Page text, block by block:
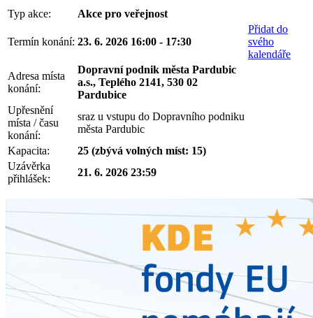
Typ akce: Akce pro veřejnost
Termín konání: 23. 6. 2026 16:00 - 17:30
Přidat do
svého
kalendáře
Adresa místa
konání:
Dopravní podnik města Pardubic
a.s., Teplého 2141, 530 02
Pardubice
Upřesnění
místa / času
konání:
sraz u vstupu do Dopravního podniku
města Pardubic
Kapacita:
25 (zbývá volných míst: 15)
Uzávěrka
přihlášek:
21. 6. 2026 23:59